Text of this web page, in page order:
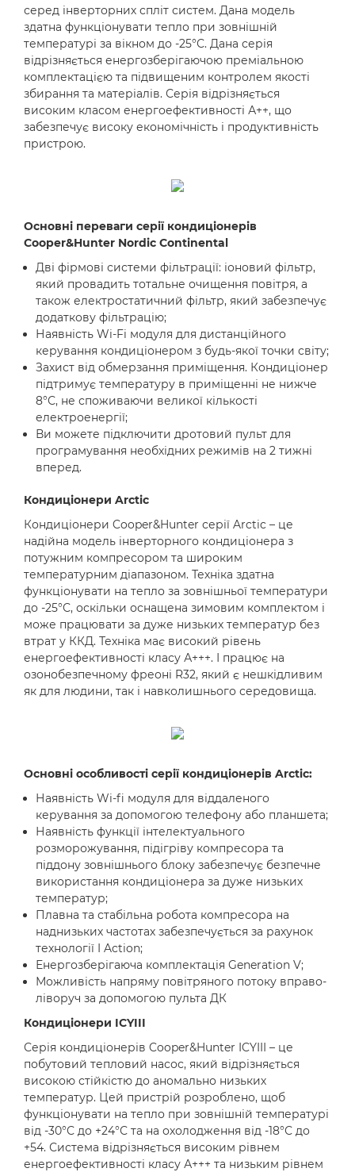
серед інверторних спліт систем. Дана модель
здатна функціонувати тепло при зовнішній
температурі за вікном до -25°С. Дана серія
відрізняється енергозберігаючою преміальною
комплектацією та підвищеним контролем якості
збирання та матеріалів. Серія відрізняється
високим класом енергоефективності А++, що
забезпечує високу економічність і продуктивність
пристрою.
Основні переваги серії кондиціонерів
Cooper&Hunter Nordic Continental
Дві фірмові системи фільтрації: іоновий фільтр,
який провадить тотальне очищення повітря, а
також електростатичний фільтр, який забезпечує
додаткову фільтрацію;
Наявність Wi-Fi модуля для дистанційного
керування кондиціонером з будь-якої точки світу;
Захист від обмерзання приміщення. Кондиціонер
підтримує температуру в приміщенні не нижче
8°С, не споживаючи великої кількості
електроенергії;
Ви можете підключити дротовий пульт для
програмування необхідних режимів на 2 тижні
вперед.
Кондиціонери Arctic
Кондиціонери Cooper&Hunter серії Arctic – це
надійна модель інверторного кондиціонера з
потужним компресором та широким
температурним діапазоном. Техніка здатна
функціонувати на тепло за зовнішньої температури
до -25°С, оскільки оснащена зимовим комплектом і
може працювати за дуже низьких температур без
втрат у ККД. Техніка має високий рівень
енергоефективності класу А+++. І працює на
озонобезпечному фреоні R32, який є нешкідливим
як для людини, так і навколишнього середовища.
Основні особливості серії кондиціонерів Arctic:
Наявність Wi-fi модуля для віддаленого
керування за допомогою телефону або планшета;
Наявність функції інтелектуального
розморожування, підігріву компресора та
піддону зовнішнього блоку забезпечує безпечне
використання кондиціонера за дуже низьких
температур;
Плавна та стабільна робота компресора на
наднизьких частотах забезпечується за рахунок
технології I Action;
Енергозберігаюча комплектація Generation V;
Можливість напряму повітряного потоку вправо-
ліворуч за допомогою пульта ДК
Кондиціонери ICYIII
Серія кондиціонерів Cooper&Hunter ICYIII – це
побутовий тепловий насос, який відрізняється
високою стійкістю до аномально низьких
температур. Цей пристрій розроблено, щоб
функціонувати на тепло при зовнішній температурі
від -30°С до +24°С та на охолодження від -18°С до
+54. Система відрізняється високим рівнем
енергоефективності класу А+++ та низьким рівнем